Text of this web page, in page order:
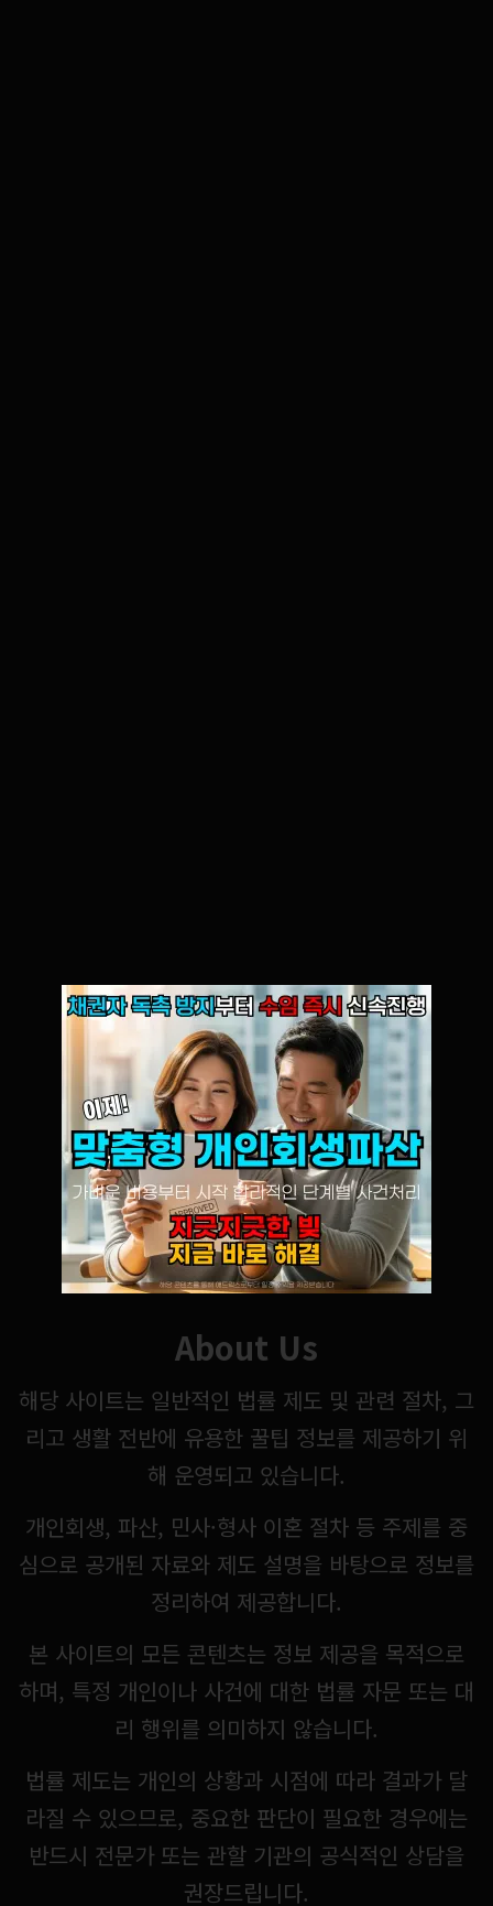
About Us
해당 사이트는 일반적인 법률 제도 및 관련 절차, 그
리고 생활 전반에 유용한 꿀팁 정보를 제공하기 위
해 운영되고 있습니다.
개인회생, 파산, 민사·형사 이혼 절차 등 주제를 중
심으로 공개된 자료와 제도 설명을 바탕으로 정보를
정리하여 제공합니다.
본 사이트의 모든 콘텐츠는 정보 제공을 목적으로
하며, 특정 개인이나 사건에 대한 법률 자문 또는 대
리 행위를 의미하지 않습니다.
법률 제도는 개인의 상황과 시점에 따라 결과가 달
라질 수 있으므로, 중요한 판단이 필요한 경우에는
반드시 전문가 또는 관할 기관의 공식적인 상담을
권장드립니다.